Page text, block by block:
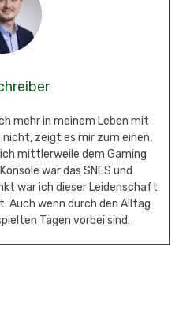
mehr in meinem Leben mit
zeigt es mir zum einen,
mittlerweile dem Gaming
war das SNES und
war ich dieser Leidenschaft
Auch wenn durch den Alltag
Tagen vorbei sind.